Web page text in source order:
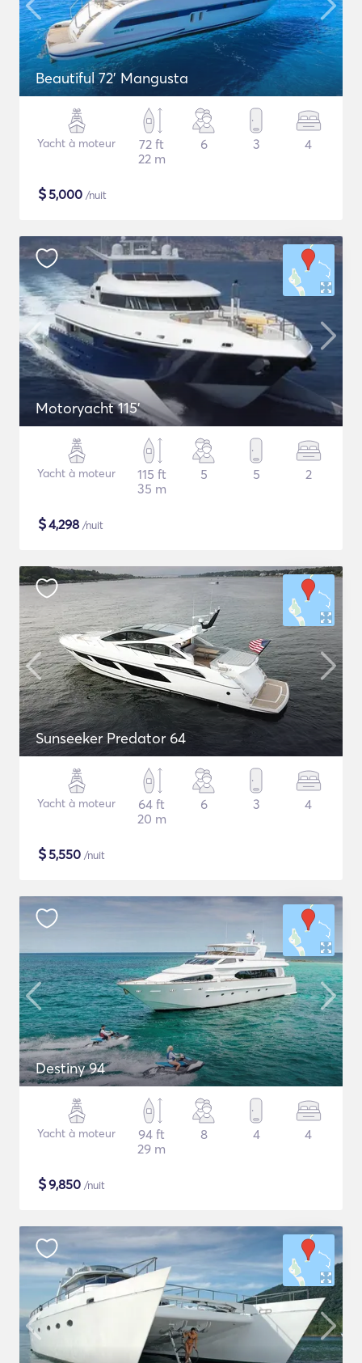
Beautiful 72' Mangusta
Yacht à moteur
72 ft
22 m
6 3 4
$5,000 /nuit
Motoryacht 115'
Yacht à moteur
115 ft
35 m
5 5 2
$4,298 /nuit
Sunseeker Predator 64
Yacht à moteur
64 ft
20 m
6 3 4
$5,550 /nuit
Destiny 94
Yacht à moteur
94 ft
29 m
8 4 4
$9,850 /nuit